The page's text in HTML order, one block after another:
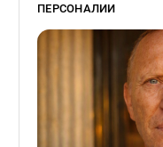
ПЕРСОНАЛИИ